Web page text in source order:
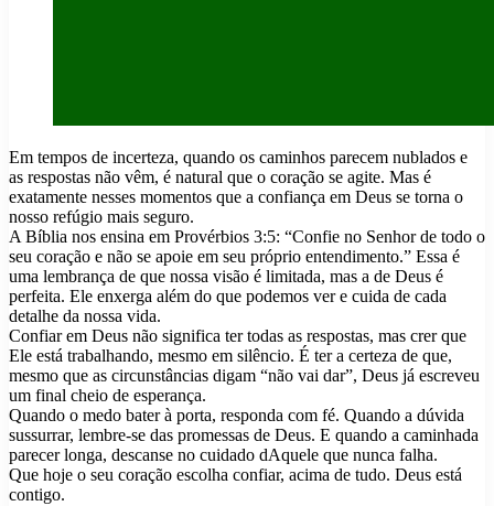
Em tempos de incerteza, quando os caminhos parecem nublados e
as respostas não vêm, é natural que o coração se agite. Mas é
exatamente nesses momentos que a confiança em Deus se torna o
nosso refúgio mais seguro.
A Bíblia nos ensina em Provérbios 3:5: “Confie no Senhor de todo o
seu coração e não se apoie em seu próprio entendimento.” Essa é
uma lembrança de que nossa visão é limitada, mas a de Deus é
perfeita. Ele enxerga além do que podemos ver e cuida de cada
detalhe da nossa vida.
Confiar em Deus não significa ter todas as respostas, mas crer que
Ele está trabalhando, mesmo em silêncio. É ter a certeza de que,
mesmo que as circunstâncias digam “não vai dar”, Deus já escreveu
um final cheio de esperança.
Quando o medo bater à porta, responda com fé. Quando a dúvida
sussurrar, lembre-se das promessas de Deus. E quando a caminhada
parecer longa, descanse no cuidado dAquele que nunca falha.
Que hoje o seu coração escolha confiar, acima de tudo. Deus está
contigo.